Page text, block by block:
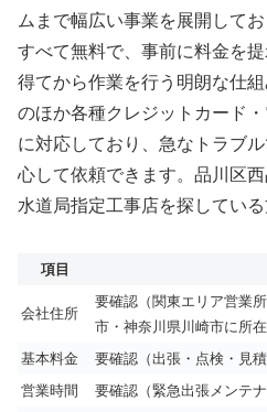
ムまで幅広い事業を展開して
すべて無料で、事前に料金を
得てから作業を行う明朗な仕
のほか各種クレジットカード
に対応しており、急なトラブ
心して依頼できます。品川区
水道局指定工事店を探している
項目
会社住所
要確認（関東エリア営業
市・神奈川県川崎市に所在
基本料金
要確認（出張・点検・見積
営業時間
要確認（緊急出張メンテナ